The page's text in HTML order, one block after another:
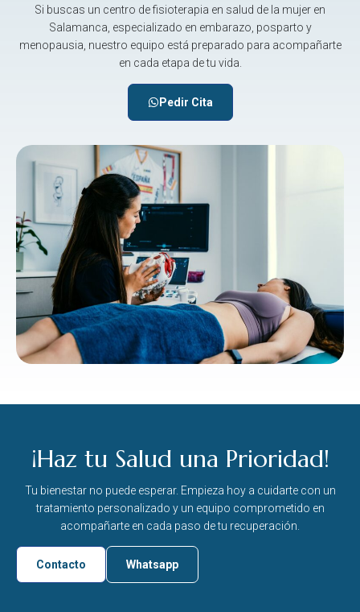
Si buscas un centro de fisioterapia en salud de la mujer en
Salamanca, especializado en embarazo, posparto y
menopausia, nuestro equipo está preparado para acompañarte
en cada etapa de tu vida.
Pedir Cita
¡Haz tu Salud una Prioridad!
Tu bienestar no puede esperar. Empieza hoy a cuidarte con un
tratamiento personalizado y un equipo comprometido en
acompañarte en cada paso de tu recuperación.
Contacto Whatsapp